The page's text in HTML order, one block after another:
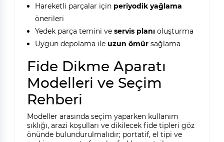
Hareketli parçalar için periyodik yağlama
önerileri
Yedek parça temini ve servis planıoluşturma
Uygun depolama ile uzun ömürsağlama
Fide Dikme Aparatı
Modelleri ve Seçim
Rehberi
Modeller arasında seçim yaparken kullanım
sıklığı, arazi koşulları ve dikilecek fide tipleri göz
önünde bulundurulmalıdır; portatif, el tipi ve